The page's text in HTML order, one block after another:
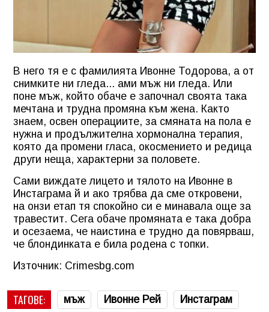
В него тя е с фамилията Ивонне Тодорова, а от
снимките ни гледа... ами мъж ни гледа. Или
поне мъж, който обаче е започнал своята така
мечтана и трудна промяна към жена. Както
знаем, освен операциите, за смяната на пола е
нужна и продължителна хормонална терапия,
която да промени гласа, окосмението и редица
други неща, характерни за половете.
Сами виждате лицето и тялото на Ивонне в
Инстаграма й и ако трябва да сме откровени,
на онзи етап тя спокойно си е минавала още за
травестит. Сега обаче промяната е така добра
и осезаема, че наистина е трудно да повярваш,
че блондинката е била родена с топки.
Източник: Crimesbg.com
ТАГОВЕ: мъж Ивонне Рей
Инстаграм